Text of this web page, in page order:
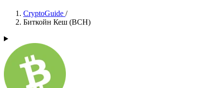
CryptoGuide /
Биткойн Кеш (BCH)